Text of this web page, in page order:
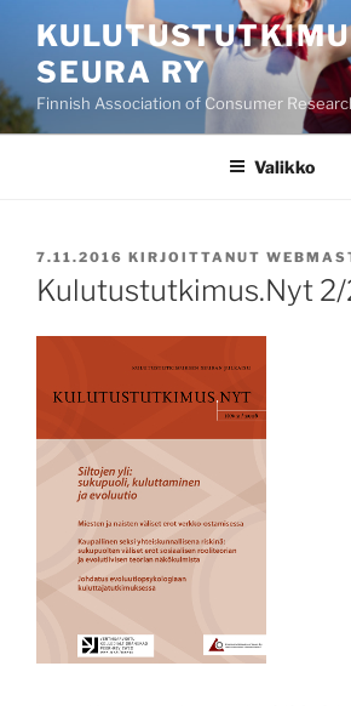
sisältöön
SEURA RY
Finnish Association of Consumer
Valikko
JULKAISTU
7.11.2016 KIRJOITTANUT
Kulutustutkimus.Nyt